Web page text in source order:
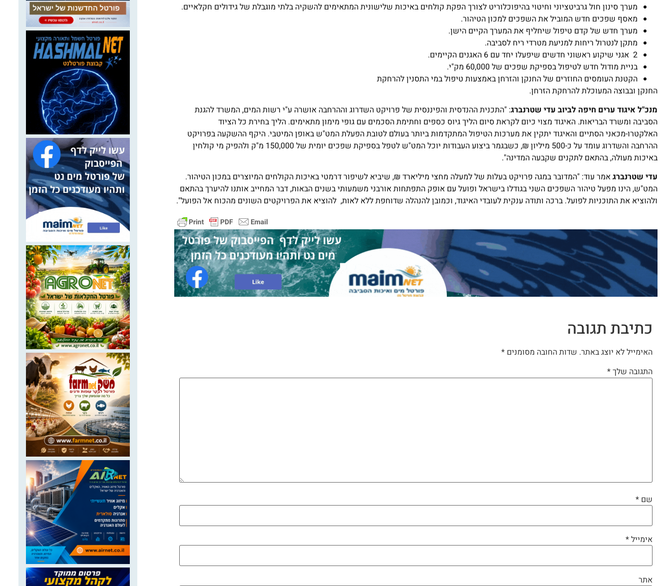
מערך סינון חול גרביטציוני וחיטוי בהיפוכלוריט לצורך הפקת קולחים באיכות שלישונית המתאימים להשקיה בלתי מוגבלת של גידולים חקלאיים.
מאסף שפכים חדש המוביל את השפכים למכון הטיהור.
מערך חדש של קדם טיפול שיחליף את המערך הקיים הישן.
מתקן לנטרול ריחות למניעת מטרדי ריח לסביבה.
2 אגני שיקוע ראשוני חדשים שיפעלו יחד עם 6 האגנים הקיימים.
בניית מודול חדש לטיפול בספיקת שפכים של 60,000 מק"י.
הקטנת העומסים החוזרים של החנקן והזרחן באמצעות טיפול במי התסנין להרחקת
החנקן ובבוצה המעוכלת להרחקת הזרחן.
מנכ"ל איגוד ערים חיפה לביוב עדי שטרנברג: "התכנית ההנדסית והפיננסית של פרויקט השדרוג וההרחבה אושרה ע"י רשות המים, המשרד להגנת
הסביבה ומשרד הבריאות. האיגוד מצוי כיום לקראת סיום הליך גיוס כספים וחתימת הסכמים עם גופי מימון מתאימים. הליך בחירת כל הציוד
האלקטרו-מכאני הסתיים והאיגוד יתקין את מערכות הטיפול המתקדמות ביותר בעולם לטובת הפעלת המט"ש באופן המיטבי. היקף ההשקעה בפרויקט
ההרחבה והשדרוג עומד על כ-500 מיליון ₪, כשבגמר ביצוע העבודות יוכל המט"ש לטפל בספיקת שפכים יומית של 150,000 מ"ק ולהפיק מי קולחין
באיכות מעולה, בהתאם לתקנים שקבעה המדינה".
עדי שטרנברגאמר עוד: "המדובר במגה פרויקט בעלות של למעלה מחצי מיליארד ₪, שיביא לשיפור דרמטי באיכות הקולחים המיוצרים במכון הטיהור.
המט"ש, הינו מפעל טיהור השפכים השני בגודלו בישראל ופועל עם אופק התפתחות אורבני משמעותי בשנים הבאות, דבר המחייב אותנו להיערך בהתאם
ולהוציא את התוכניות לפועל. ברכה ותודה ענקית לעובדי האיגוד, וכמובן להנהלה שדוחפת ללא לאות, להוציא את הפרויקטים השונים מהכוח אל הפועל".
כתיבת תגובה
האימייל לא יוצג באתר. שדות החובה מסומנים *
התגובה שלך*
שם *
אימייל*
אתר